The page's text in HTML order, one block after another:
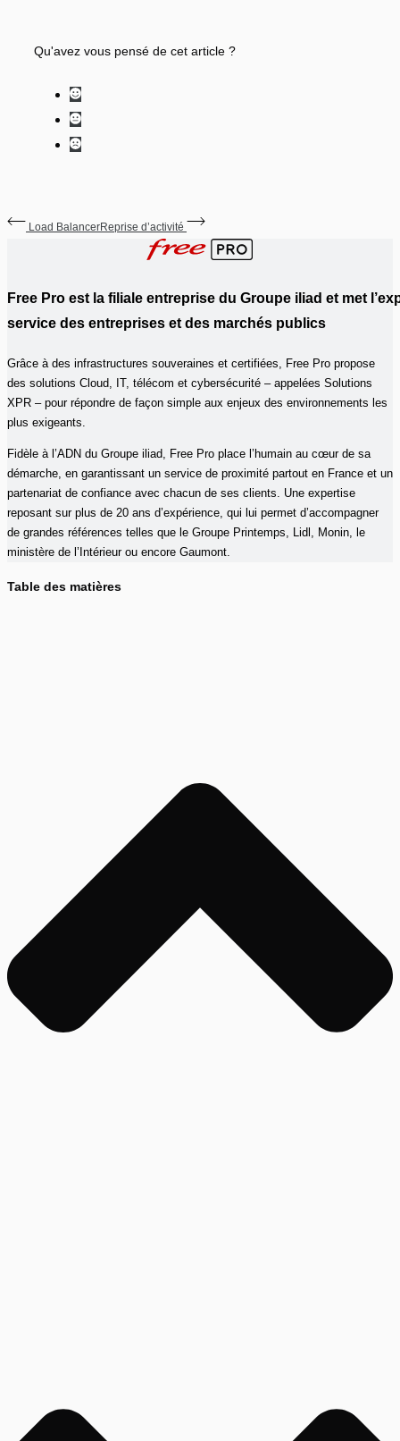
Qu'avez vous pensé de cet article ?
Load BalancerReprise d’activité
Free Pro est la filiale entreprise du Groupe iliad et met
service des entreprises et des marchés publics
Grâce à des infrastructures souveraines et certifiées, Free Pro propose
des solutions Cloud, IT, télécom et cybersécurité – appelées Solutions
XPR – pour répondre de façon simple aux enjeux des environnements les
plus exigeants.
Fidèle à l’ADN du Groupe iliad, Free Pro place l’humain au cœur de sa
démarche, en garantissant un service de proximité partout en France et un
partenariat de confiance avec chacun de ses clients. Une expertise
reposant sur plus de 20 ans d’expérience, qui lui permet d’accompagner
de grandes références telles que le Groupe Printemps, Lidl, Monin, le
ministère de l’Intérieur ou encore Gaumont.
Table des matières